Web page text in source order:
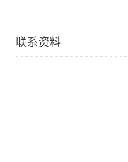
联系资料